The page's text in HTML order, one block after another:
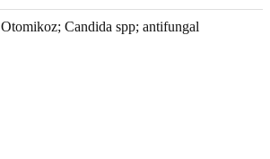
Otomikoz; Candida spp; antifungal